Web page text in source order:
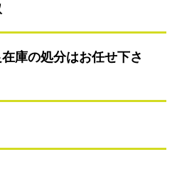
庫の処分はお任せ下さ